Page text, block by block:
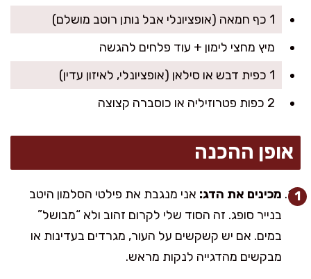
1 כף חמאה (אופציונלי אבל נותן רוטב מושלם)
מיץ מחצי לימון + עוד פלחים להגשה
1 כפית דבש או סילאן (אופציונלי, לאיזון עדין)
2 כפות פטרוזיליה או כוסברה קצוצה
אופן ההכנה
מכינים את הדג: אני מנגבת את פילטי הסלמון היטב
בנייר סופג. זה הסוד שלי לקרום זהוב ולא “מבושל”
במים. אם יש קשקשים על העור, מגרדים בעדינות או
מבקשים מהדגייה לנקות מראש.